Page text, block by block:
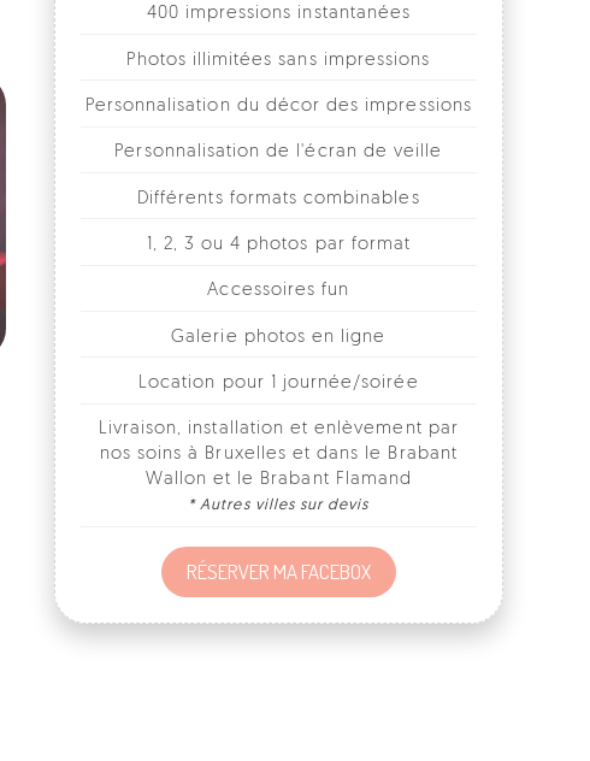
Photos illimitées sans impressions
Personnalisation du décor des impressions
Personnalisation de l'écran de veille
Différents formats combinables
1, 2, 3 ou 4 photos par format
Accessoires fun
Galerie photos en ligne
Location pour 1 journée/soirée
Livraison, installation et enlèvement par
nos soins à Bruxelles et dans le Brabant
Wallon et le Brabant Flamand
RÉSERVER MA FACEBOX